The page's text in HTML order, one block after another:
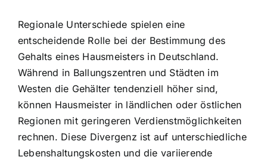
Regionale Unterschiede spielen eine
entscheidende Rolle bei der Bestimmung des
Gehalts eines Hausmeisters in Deutschland.
Während in Ballungszentren und Städten im
Westen die Gehälter tendenziell höher sind,
können Hausmeister in ländlichen oder östlichen
Regionen mit geringeren Verdienstmöglichkeiten
rechnen. Diese Divergenz ist auf unterschiedliche
Lebenshaltungskosten und die variierende